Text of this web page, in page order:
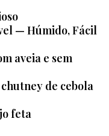
— Húmido, Fácil
aveia e sem
de cebola
feta